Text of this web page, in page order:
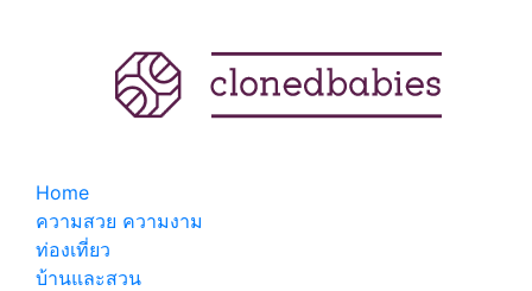
Home
ความสวย ความงาม
ท่องเที่ยว
บ้านและสวน